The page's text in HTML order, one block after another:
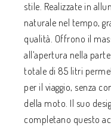
stile. Realizzate in
naturale nel tempo,
qualità. Offrono il
all’apertura nella
totale di 85 litri
per il viaggio, senza
della moto. Il suo
completano questo